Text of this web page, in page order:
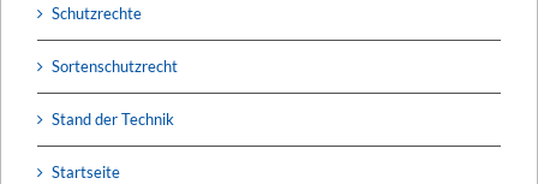
Schutzrechte
Sortenschutzrecht
Stand der Technik
Startseite